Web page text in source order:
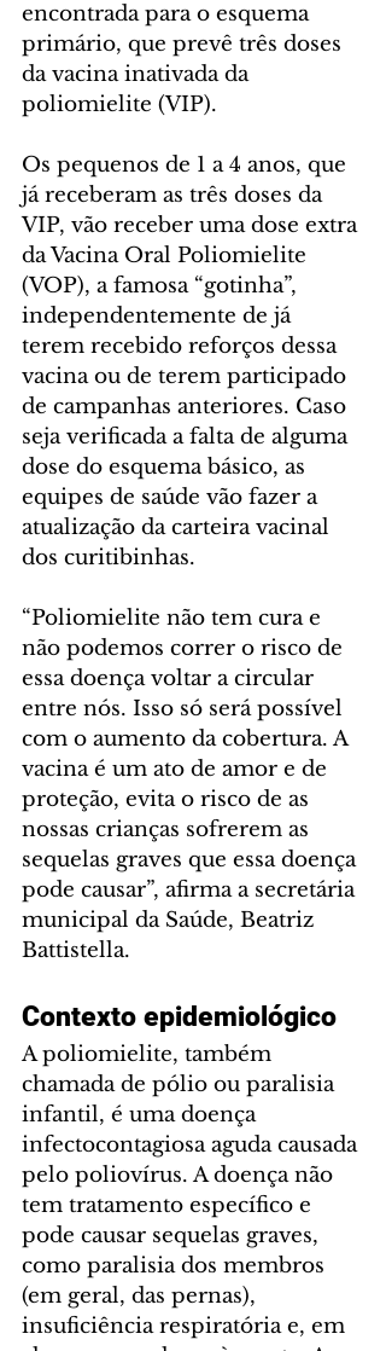
encontrada para o esquema
primário, que prevê três doses
da vacina inativada da
poliomielite (VIP).
Os pequenos de 1 a 4 anos, que
já receberam as três doses da
VIP, vão receber uma dose extra
da Vacina Oral Poliomielite
(VOP), a famosa “gotinha”,
independentemente de já
terem recebido reforços dessa
vacina ou de terem participado
de campanhas anteriores. Caso
seja verificada a falta de alguma
dose do esquema básico, as
equipes de saúde vão fazer a
atualização da carteira vacinal
dos curitibinhas.
“Poliomielite não tem cura e
não podemos correr o risco de
essa doença voltar a circular
entre nós. Isso só será possível
com o aumento da cobertura. A
vacina é um ato de amor e de
proteção, evita o risco de as
nossas crianças sofrerem as
sequelas graves que essa doença
pode causar”, afirma a secretária
municipal da Saúde, Beatriz
Battistella.
Contexto epidemiológico
A poliomielite, também
chamada de pólio ou paralisia
infantil, é uma doença
infectocontagiosa aguda causada
pelo poliovírus. A doença não
tem tratamento específico e
pode causar sequelas graves,
como paralisia dos membros
(em geral, das pernas),
insuficiência respiratória e, em